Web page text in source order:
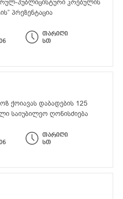
პუბლიცისტური კრებულის
პრეზენტაცია
თარიღი
სთ
ქოიავას დაბადების 125
საიუბილეო ღონისძიება
თარიღი
სთ